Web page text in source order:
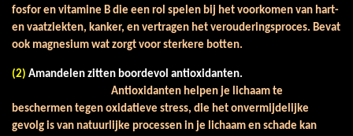
fosfor en vitamine B die een rol spelen bij het voorkomen van hart-
en vaatziekten, kanker, en vertragen het verouderingsproces. Bevat
ook magnesium wat zorgt voor sterkere botten.
(2) Amandelen zitten boordevol antioxidanten.
Antioxidanten helpen je lichaam te
beschermen tegen oxidatieve stress, die het onvermijdelijke
gevolg is van natuurlijke processen in je lichaam en schade kan